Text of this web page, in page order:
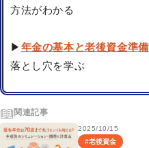
方法がわかる
▶ 年金の基本と老後資金準備
落とし穴を学ぶ
関連記事
2025/10/15
#老後資金